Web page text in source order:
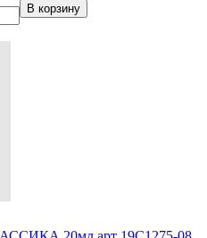
В корзину